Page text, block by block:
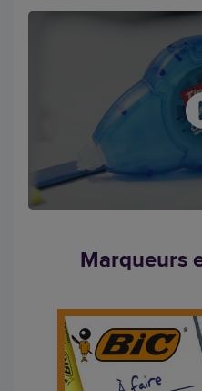
Marqueurs